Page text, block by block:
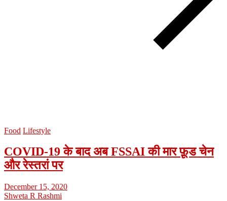
Food Lifestyle
COVID-19 के बाद अब FSSAI की मार फ़ूड चेन
और रेस्तरां पर
December 15, 2020
Shweta R Rashmi